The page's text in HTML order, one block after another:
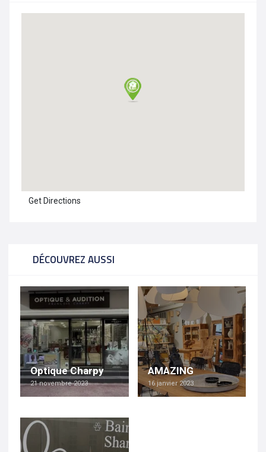
Get Directions
DÉCOUVREZ AUSSI
Optique Charpy
21 novembre 2023
AMAZING
16 janvier 2023